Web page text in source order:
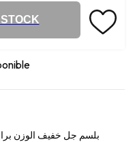
بلسم جل خفيف الوزن